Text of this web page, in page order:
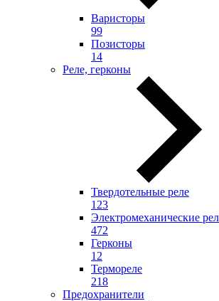
Варисторы
99
Позисторы
14
Реле, герконы
Твердотельные реле
123
Электромеханические
472
Герконы
12
Термореле
218
Предохранители